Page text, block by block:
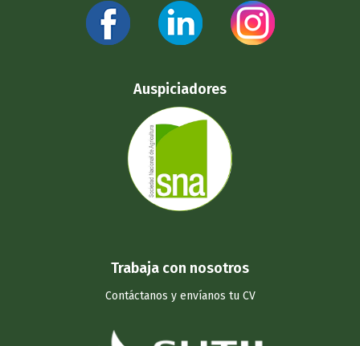
Auspiciadores
Trabaja con nosotros
Contáctanos y envíanos tu CV